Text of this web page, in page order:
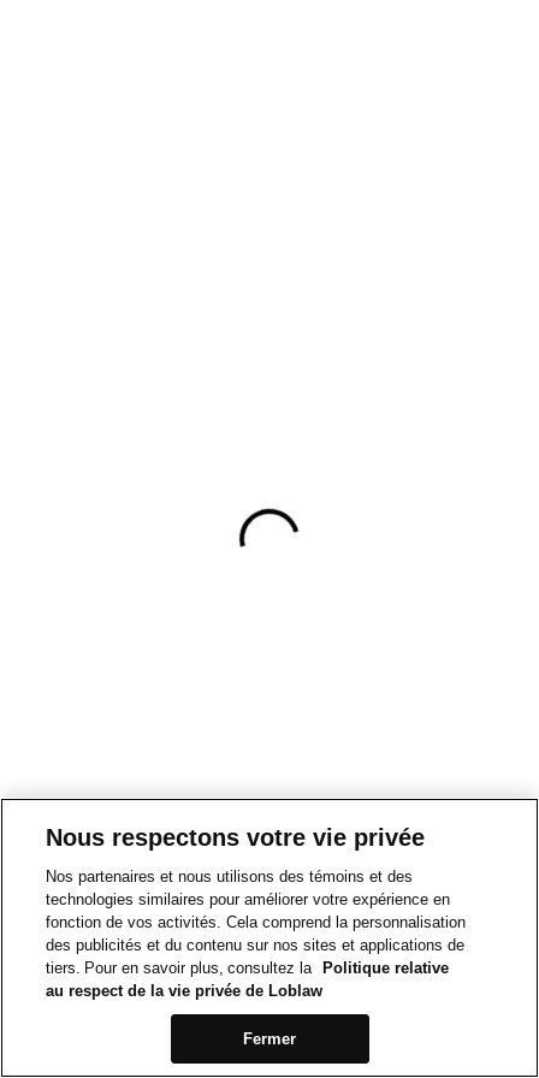
Nous respectons votre vie privée
Nos partenaires et nous utilisons des témoins et des
technologies similaires pour améliorer votre expérience en
fonction de vos activités. Cela comprend la personnalisation
des publicités et du contenu sur nos sites et applications de
tiers. Pour en savoir plus, consultez la
Politique relative
au respect de la vie privée de Loblaw
Fermer